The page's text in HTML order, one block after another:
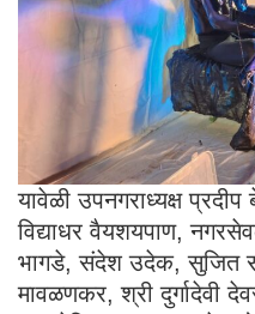
यावेळी उपनगराध्यक्ष
विद्याधर वैयशयपाण,
भागडे, संदेश उदेक, सुजित
मावळणकर, श्री दुर्गादेवी